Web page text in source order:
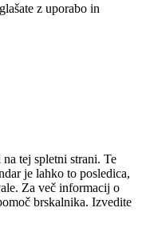
z uporabo in
tej spletni strani. Te
je lahko to posledica,
Za več informacij o
brskalnika. Izvedite